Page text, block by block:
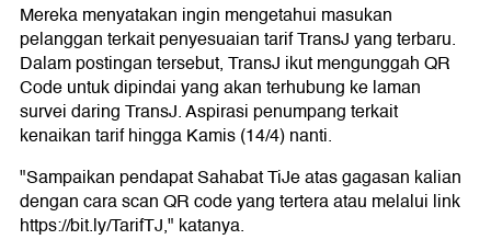
Mereka menyatakan ingin mengetahui masukan
pelanggan terkait penyesuaian tarif TransJ yang terbaru.
Dalam postingan tersebut, TransJ ikut mengunggah QR
Code untuk dipindai yang akan terhubung ke laman
survei daring TransJ. Aspirasi penumpang terkait
kenaikan tarif hingga Kamis (14/4) nanti.
"Sampaikan pendapat Sahabat TiJe atas gagasan kalian
dengan cara scan QR code yang tertera atau melalui link
https://bit.ly/TarifTJ," katanya.